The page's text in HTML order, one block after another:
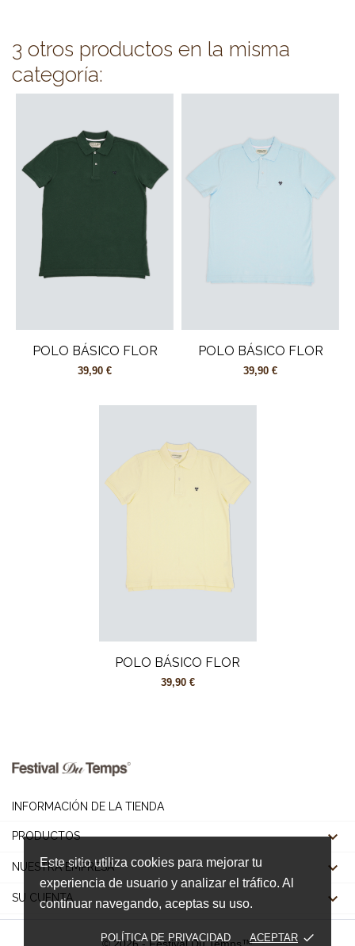
Este sitio utiliza cookies para mejorar tu
experiencia de usuario y analizar el tráfico. Al
continuar navegando, aceptas su uso.
POLÍTICA DE PRIVACIDAD ACEPTAR done
3 otros productos en la misma
categoría:
POLO BÁSICO FLOR
39,90 €
POLO BÁSICO FLOR
39,90 €
POLO BÁSICO FLOR
39,90 €
INFORMACIÓN DE LA TIENDA
PRODUCTOS 
NUESTRA EMPRESA 
SU CUENTA 